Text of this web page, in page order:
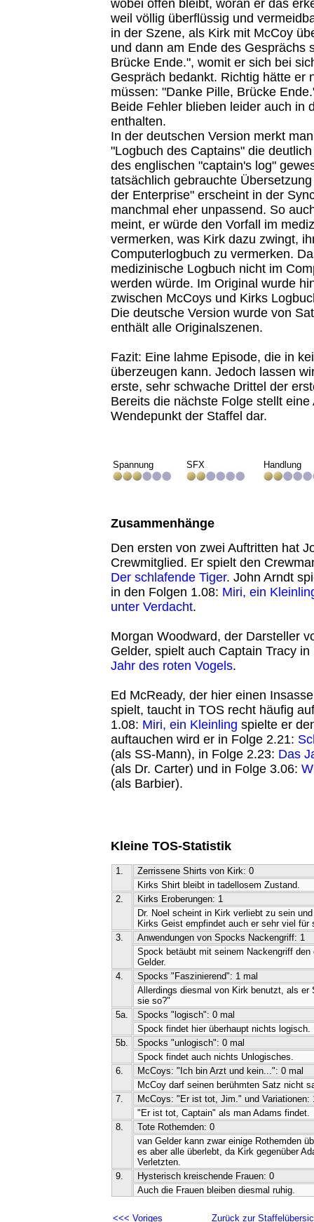
wobei offen bleibt, woran er das
weil völlig überflüssig und
in der Szene, als Kirk mit McCoy
und dann am Ende des Gesprächs
Brücke Ende.", womit er sich bei
Gespräch bedankt. Richtig hätte er
müssen: "Danke Pille, Brücke
Beide Fehler blieben leider auch in
enthalten.
In der deutschen Version merkt
"Logbuch des Captains" die
des englischen "captain's log"
tatsächlich gebrauchte
der Enterprise" erscheint in der
manchmal eher unpassend. So
meint, er würde den Vorfall im
vermerken, was Kirk dazu zwingt,
Computerlogbuch zu vermerken.
medizinische Logbuch nicht im
werden würde. Im Original wurde
zwischen McCoys und Kirks
Die deutsche Version wurde von
enthält alle Originalszenen.
Fazit: Eine lahme Episode, die in
überzeugen kann. Jedoch lassen
erste, sehr schwache Drittel der
Bereits die nächste Folge stellt eine
Wendepunkt der Staffel dar.
Spannung SFX Handlung
Zusammenhänge
Den ersten von zwei Auftritten hat
Crewmitglied. Er spielt den
Der schlafende Tiger. John Arndt
in den Folgen 1.08: Miri, ein
unter Verdacht.
Morgan Woodward, der Darsteller
Gelder, spielt auch Captain Tracy
Jahr des roten Vogels.
Ed McReady, der hier einen
spielt, taucht in TOS recht häufig
1.08: Miri, ein Kleinling spielte er
auftauchen wird er in Folge 2.21:
(als SS-Mann), in Folge 2.23: Das
(als Dr. Carter) und in Folge 3.06:
(als Barbier).
Kleine TOS-Statistik
1.
Zerrissene Shirts von Kirk: 0
Kirks Shirt bleibt in tadellosem Zustand.
2.
Kirks Eroberungen: 1
Dr. Noel scheint in Kirk verliebt zu sein
Kirks Geist empfindet auch er sehr viel für
3.
Anwendungen von Spocks Nackengriff: 1
Spock betäubt mit seinem Nackengriff den
Gelder.
4.
Spocks "Faszinierend": 1 mal
Allerdings diesmal von Kirk benutzt, als er
sie so?"
5a.
Spocks "logisch": 0 mal
Spock findet hier überhaupt nichts logisch.
5b.
Spocks "unlogisch": 0 mal
Spock findet auch nichts Unlogisches.
6.
McCoys: "Ich bin Arzt und kein...": 0 mal
McCoy darf seinen berühmten Satz nicht
7.
McCoys: "Er ist tot, Jim." und Variationen:
"Er ist tot, Captain" als man Adams findet.
8.
Tote Rothemden: 0
van Gelder kann zwar einige Rothemden
es aber alle überlebt, da Kirk gegenüber
Verletzten.
9.
Hysterisch kreischende Frauen: 0
Auch die Frauen bleiben diesmal ruhig.
<<< Voriges Zurück zur